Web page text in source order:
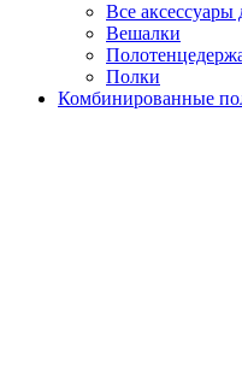
Все аксессуары
Вешалки
Полки
Комбинированные